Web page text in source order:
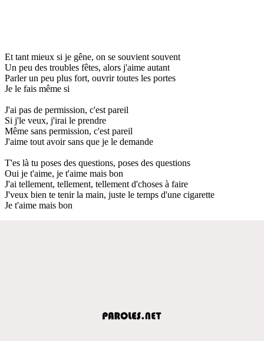
Et tant mieux si je gêne, on se souvient souvent
Un peu des troubles fêtes, alors j'aime autant
Parler un peu plus fort, ouvrir toutes les portes
Je le fais même si
J'ai pas de permission, c'est pareil
Si j'le veux, j'irai le prendre
Même sans permission, c'est pareil
J'aime tout avoir sans que je le demande
T'es là tu poses des questions, poses des questions
Oui je t'aime, je t'aime mais bon
J'ai tellement, tellement, tellement d'choses à faire
J'veux bien te tenir la main, juste le temps d'une cigarette
Je t'aime mais bon